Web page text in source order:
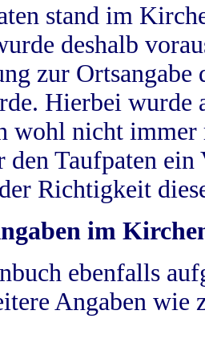
stand im
deshalb
zur
Hierbei wurde
wohl nicht
den Taufpaten
Richtigkeit
im
ebenfalls
Angaben wie